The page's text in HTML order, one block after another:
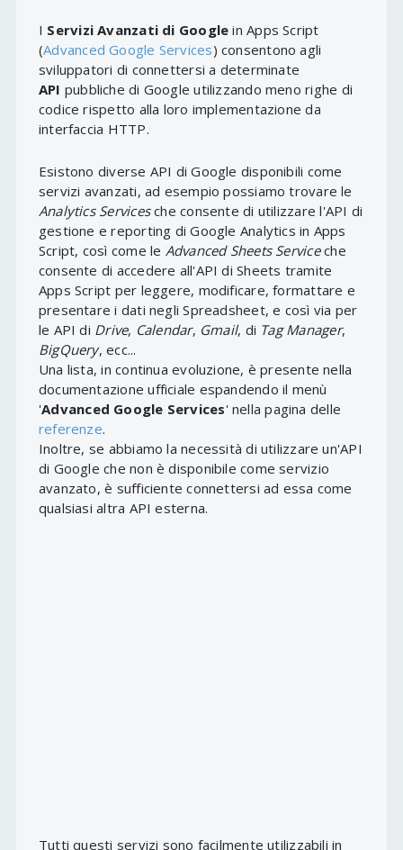
I Servizi Avanzati di Google in Apps Script
(Advanced Google Services) consentono agli
sviluppatori di connettersi a determinate
API pubbliche di Google utilizzando meno righe di
codice rispetto alla loro implementazione da
interfaccia HTTP.
Esistono diverse API di Google disponibili come
servizi avanzati, ad esempio possiamo trovare le
Analytics Servicesche consente di utilizzare l'API di
gestione e reporting di Google Analytics in Apps
Script, così come le Advanced Sheets Serviceche
consente di accedere all'API di Sheets tramite
Apps Script per leggere, modificare, formattare e
presentare i dati negli Spreadsheet, e così via per
le API di Drive, Calendar, Gmail, di Tag Manager,
BigQuery, ecc...
Una lista, in continua evoluzione, è presente nella
documentazione ufficiale espandendo il menù
'Advanced Google Services' nella pagina delle
referenze.
Inoltre, se abbiamo la necessità di utilizzare un'API
di Google che non è disponibile come servizio
avanzato, è sufficiente connettersi ad essa come
qualsiasi altra API esterna.
Tutti questi servizi sono facilmente utilizzabili in